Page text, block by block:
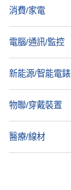
消費/家電
電腦/通訊/監控
新能源/智能電錶
物聯/穿戴裝置
醫療/線材